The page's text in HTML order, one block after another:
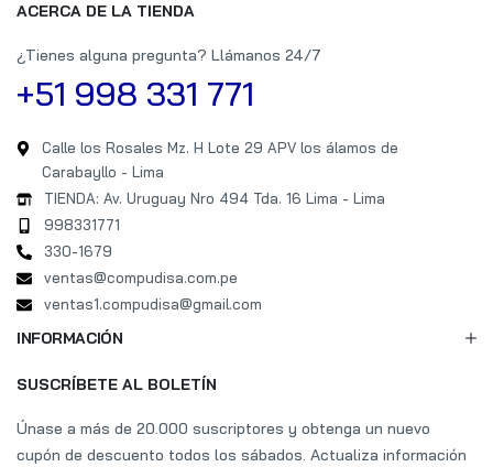
ACERCA DE LA TIENDA
¿Tienes alguna pregunta? Llámanos 24/7
+51 998 331 771
Calle los Rosales Mz. H Lote 29 APV los álamos de
Carabayllo - Lima
TIENDA: Av. Uruguay Nro 494 Tda. 16 Lima - Lima
998331771
330-1679
ventas@compudisa.com.pe
ventas1.compudisa@gmail.com
INFORMACIÓN
SUSCRÍBETE AL BOLETÍN
Únase a más de 20.000 suscriptores y obtenga un nuevo
cupón de descuento todos los sábados. Actualiza información